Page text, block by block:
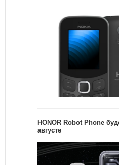
HONOR Robot Phone
августе